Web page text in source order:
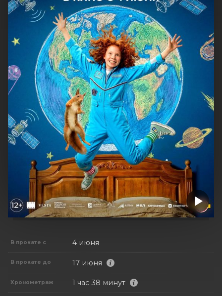
В прокате с 4 июня
В прокате до 17 июня
Хронометраж 1 час 38 минут